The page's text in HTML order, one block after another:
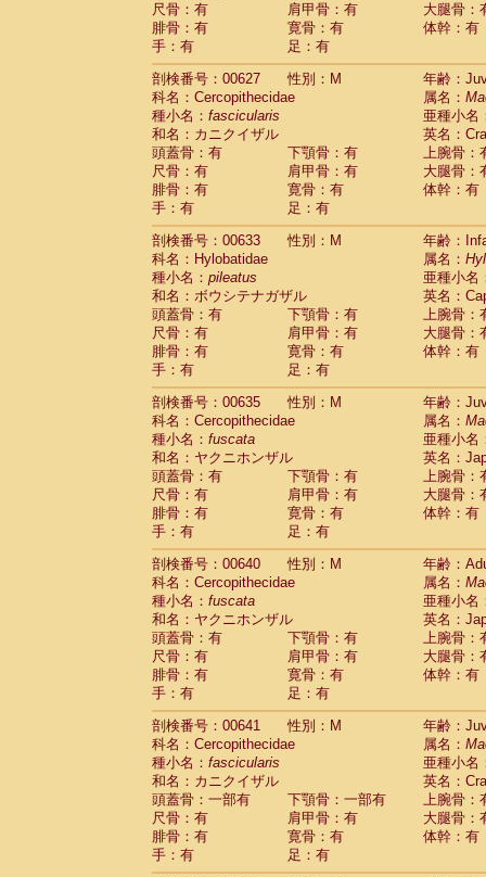
尺骨：有
肩甲骨：有
大腿骨：
腓骨：有
寛骨：有
体幹：有
手：有
足：有
剖検番号：00627
性別：M
年齢：
科名：Cercopithecidae
属名：
種小名： fascicularis
亜種小名
和名：カニクイザル
英名：
頭蓋骨：有
下顎骨：有
上腕骨：
尺骨：有
肩甲骨：有
大腿骨：
腓骨：有
寛骨：有
体幹：有
手：有
足：有
剖検番号：00633
性別：M
年齢：
科名：Hylobatidae
属名：
種小名： pileatus
亜種小名
和名：ボウシテナガザル
英名：
頭蓋骨：有
下顎骨：有
上腕骨：
尺骨：有
肩甲骨：有
大腿骨：
腓骨：有
寛骨：有
体幹：有
手：有
足：有
剖検番号：00635
性別：M
年齢：
科名：Cercopithecidae
属名：
種小名： fuscata
亜種小名
和名：ヤクニホンザル
英名：
頭蓋骨：有
下顎骨：有
上腕骨：
尺骨：有
肩甲骨：有
大腿骨：
腓骨：有
寛骨：有
体幹：有
手：有
足：有
剖検番号：00640
性別：M
年齢：
科名：Cercopithecidae
属名：
種小名： fuscata
亜種小名
和名：ヤクニホンザル
英名：
頭蓋骨：有
下顎骨：有
上腕骨：
尺骨：有
肩甲骨：有
大腿骨：
腓骨：有
寛骨：有
体幹：有
手：有
足：有
剖検番号：00641
性別：M
年齢：
科名：Cercopithecidae
属名：
種小名： fascicularis
亜種小名
和名：カニクイザル
英名：
頭蓋骨：一部有
下顎骨：一部有
上腕骨：
尺骨：有
肩甲骨：有
大腿骨：
腓骨：有
寛骨：有
体幹：有
手：有
足：有